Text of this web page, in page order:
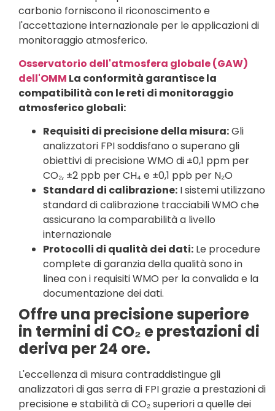
carbonio forniscono il riconoscimento e
l'accettazione internazionale per le applicazioni di
monitoraggio atmosferico.
Osservatorio dell'atmosfera globale (GAW)
dell'OMM La conformità garantisce la
compatibilità con le reti di monitoraggio
atmosferico globali:
Requisiti di precisione della misura:Gli
analizzatori FPI soddisfano o superano gli
obiettivi di precisione WMO di ±0,1 ppm per
CO₂, ±2 ppb per CH₄ e ±0,1 ppb per N₂O
Standard di calibrazione: I sistemi utilizzano
standard di calibrazione tracciabili WMO che
assicurano la comparabilità a livello
internazionale
Protocolli di qualità dei dati: Le procedure
complete di garanzia della qualità sono in
linea con i requisiti WMO per la convalida e la
documentazione dei dati.
Offre una precisione superiore
in termini di CO₂ e prestazioni di
deriva per 24 ore.
L'eccellenza di misura contraddistingue gli
analizzatori di gas serra di FPI grazie a prestazioni di
precisione e stabilità di CO₂ superiori a quelle dei